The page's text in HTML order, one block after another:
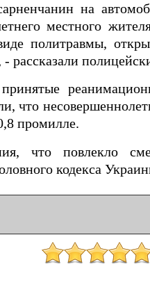
на
местного
политравмы,
рассказали
что
промилле.
что повлекло
кодекса